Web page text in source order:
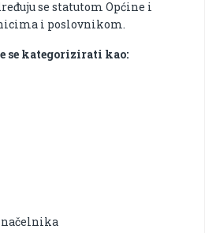
se statutom Općine i
i poslovnikom.
se kategorizirati kao: